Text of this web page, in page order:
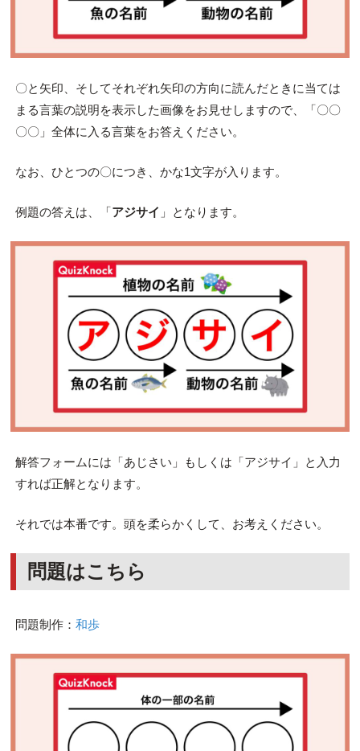
〇と矢印、そしてそれぞれ矢印の方向に読んだときに当ては
まる言葉の説明を表示した画像をお見せしますので、「〇〇
〇〇」全体に入る言葉をお答えください。
なお、ひとつの〇につき、かな1文字が入ります。
例題の答えは、「アジサイ 」となります。
解答フォームには「あじさい」もしくは「アジサイ」と入力
すれば正解となります。
それでは本番です。頭を柔らかくして、お考えください。
問題はこちら
問題制作： 和歩